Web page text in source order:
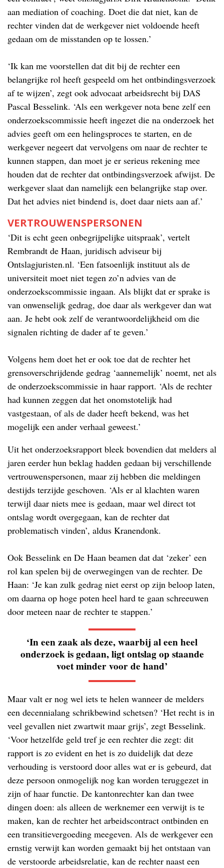
aan mediation of coaching. Doet die dat niet, kan de
rechter vinden dat de werkgever niet voldoende heeft
gedaan om de misstanden op te lossen.’
‘Ik kan me voorstellen dat dit bij de rechter een
belangrijke rol heeft gespeeld om het ontbindingsverzoek
af te wijzen’, zegt ook advocaat arbeidsrecht bij DAS
Pascal Besselink. ‘Als een werkgever nota bene zelf een
onderzoekscommissie heeft ingezet die na onderzoek het
advies geeft om een helingsproces te starten, en de
werkgever negeert dat vervolgens om naar de rechter te
kunnen stappen, dan moet je er serieus rekening mee
houden dat de rechter dat ontbindingsverzoek afwijst. De
werkgever slaat dan namelijk een belangrijke stap over.
Dat het advies niet bindend is, doet daar niets aan af.’
VERTROUWENSPERSONEN
‘Dit is echt geen onbegrijpelijke uitspraak’, vertelt
Rembrandt de Haan, juridisch adviseur bij
Ontslagjuristen.nl. ‘Een fatsoenlijk instituut als de
universiteit moet niet tegen zo’n advies van de
onderzoekscommissie ingaan. Als blijkt dat er sprake is
van onwenselijk gedrag, doe daar als werkgever dan wat
aan. Je hebt ook zelf de verantwoordelijkheid om die
signalen richting de dader af te geven.’
Volgens hem doet het er ook toe dat de rechter het
grensoverschrijdende gedrag ‘aannemelijk’ noemt, net als
de onderzoekscommissie in haar rapport. ‘Als de rechter
had kunnen zeggen dat het onomstotelijk had
vastgestaan, of als de dader heeft bekend, was het
mogelijk een ander verhaal geweest.’
Uit het onderzoeksrapport bleek bovendien dat melders al
jaren eerder hun beklag hadden gedaan bij verschillende
vertrouwenspersonen, maar zij hebben die meldingen
destijds terzijde geschoven. ‘Als er al klachten waren
terwijl daar niets mee is gedaan, maar wel direct tot
ontslag wordt overgegaan, kan de rechter dat
problematisch vinden’, aldus Kranendonk.
Ook Besselink en De Haan beamen dat dat ‘zeker’ een
rol kan spelen bij de overwegingen van de rechter. De
Haan: ‘Je kan zulk gedrag niet eerst op zijn beloop laten,
om daarna op hoge poten heel hard te gaan schreeuwen
door meteen naar de rechter te stappen.’
‘In een zaak als deze, waarbij al een heel
onderzoek is gedaan, ligt ontslag op staande
voet minder voor de hand’
Maar valt er nog wel iets te helen wanneer de melders
een decennialang schrikbewind schetsen? ‘Het recht is in
veel gevallen niet zwartwit maar grijs’, zegt Besselink.
‘Voor hetzelfde geld tref je een rechter die zegt: dit
rapport is zo evident en het is zo duidelijk dat deze
verhouding is verstoord door alles wat er is gebeurd, dat
deze persoon onmogelijk nog kan worden teruggezet in
zijn of haar functie. De kantonrechter kan dan twee
dingen doen: als alleen de werknemer een verwijt is te
maken, kan de rechter het arbeidscontract ontbinden en
een transitievergoeding meegeven. Als de werkgever een
ernstig verwijt kan worden gemaakt bij het ontstaan van
de verstoorde arbeidsrelatie, kan de rechter naast een